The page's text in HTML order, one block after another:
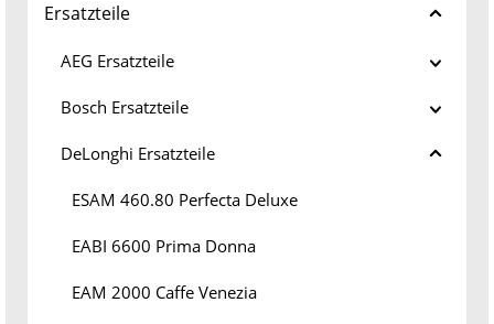
Ersatzteile
AEG Ersatzteile
Bosch Ersatzteile
DeLonghi Ersatzteile
ESAM 460.80 Perfecta Deluxe
EABI 6600 Prima Donna
EAM 2000 Caffe Venezia